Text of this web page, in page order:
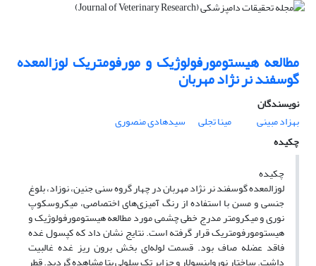
مطالعه هیستومورفولوژیک و مورفومتریک لوزالمعده
گوسفند نر نژاد مهربان
نویسندگان
بهزاد مبینی
مینا تجلی
سیدهادی منصوری
چکیده
‌چکیده
لوزالمعده گوسفند نر نژاد مهربان در چهار گروه سنی جنین، نوزاد، بلوغ
جنسی و مسن با استفاده از رنگ آمیزی‌های اختصاصی، میکروسکوپ
نوری و میکرومتر مدرج خطی چشمی مورد مطالعه هیستومورفولوژیک و
هیستومورفومتریک قرار گرفته است. نتایج نشان داد که کپسول غده
فاقد عضله صاف بود. قسمت لوله‌ای بخش برون ریز غده غالبیت